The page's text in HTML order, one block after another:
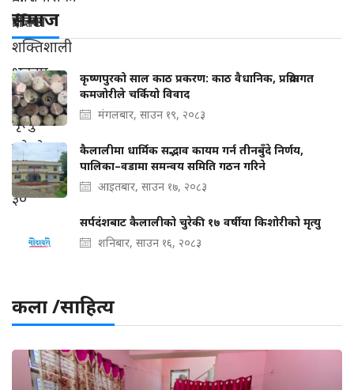
समाज
कृष्णपुरको साल काठ प्रकरण: काठ वैधानिक, प्रक्रियागत
कमजोरीले चर्कियो विवाद
मंगलबार, साउन १९, २०८३
कैलालीमा धार्मिक सद्भाव कायम गर्न तीनबुँदे निर्णय,
पालिका–वडामा समन्वय समिति गठन गरिने
आइतबार, साउन १७, २०८३
सर्पदंशबाट कैलालीको चुरेकी १७ वर्षीया किशोरीको मृत्यु
शनिबार, साउन १६, २०८३
कला /साहित्य